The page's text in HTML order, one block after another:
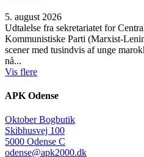
5. august 2026
Udtalelse fra sekretariatet for
Kommunistiske Parti (Marxist-
scener med tusindvis af unge
nå...
Vis flere
APK Odense
Oktober Bogbutik
Skibhusvej 100
5000 Odense C
odense@apk2000.dk